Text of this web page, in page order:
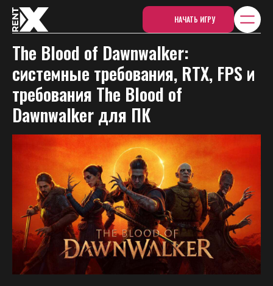
НАЧАТЬ ИГРУ
The Blood of Dawnwalker:
системные требования, RTX, FPS и
требования The Blood of
Dawnwalker для ПК